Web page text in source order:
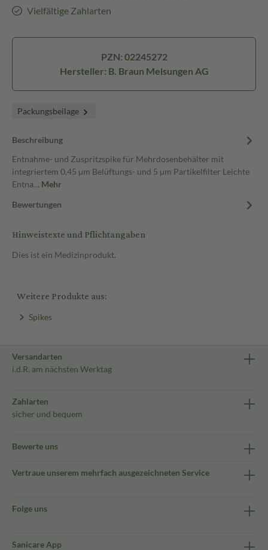
Vielfältige Zahlarten
PZN: 02245272
Hersteller: B. Braun Melsungen AG
Packungsbeilage
Beschreibung
Entnahme- und Zuspritzspike für Mehrdosenbehälter mit
integriertem 0,45 µm Belüftungs- und 5 µm Partikelfilter Leichte
Entna… Mehr
Bewertungen
Hinweistexte und Pflichtangaben
Dies ist ein Medizinprodukt.
Weitere Produkte aus:
Spikes
Versandarten
i.d.R. am nächsten Werktag
Zahlarten
sicher und bequem
Bewerte uns
Vertraue unserem mehrfach ausgezeichneten Service
Folge uns
Sanicare App